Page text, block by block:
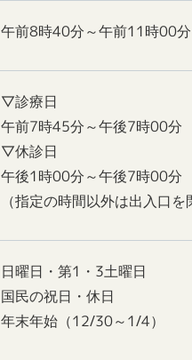
午前8時40分～午前11時00分
▽診療日
午前7時45分～午後7時00分
▽休診日
午後1時00分～午後7時00分
（指定の時間以外は出入口を
日曜日・第1・3土曜日
国民の祝日・休日
年末年始（12/30～1/4）